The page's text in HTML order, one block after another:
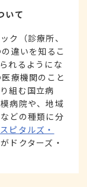
いて
ク（診療所、
違いを知るこ
れるようにな
療機関のこと
組む国立病
病院や、地域
どの種類に分
ピタルズ・
ドクターズ・